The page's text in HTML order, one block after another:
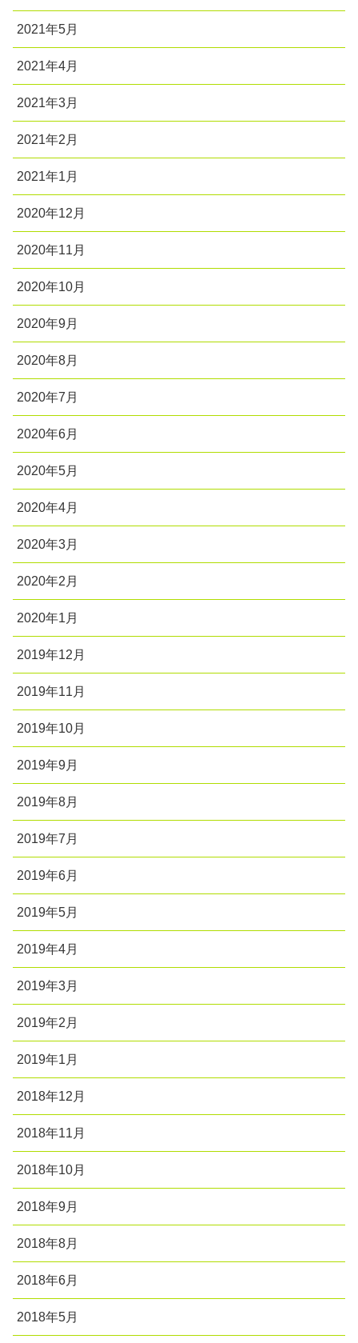
2021年5月
2021年4月
2021年3月
2021年2月
2021年1月
2020年12月
2020年11月
2020年10月
2020年9月
2020年8月
2020年7月
2020年6月
2020年5月
2020年4月
2020年3月
2020年2月
2020年1月
2019年12月
2019年11月
2019年10月
2019年9月
2019年8月
2019年7月
2019年6月
2019年5月
2019年4月
2019年3月
2019年2月
2019年1月
2018年12月
2018年11月
2018年10月
2018年9月
2018年8月
2018年6月
2018年5月